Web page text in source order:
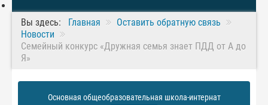
Вы здесь: Главная
Оставить обратную связь
Новости
Семейный конкурс «Дружная семья знает ПДД от А до
Я»
Основная общеобразовательная школа-интернат